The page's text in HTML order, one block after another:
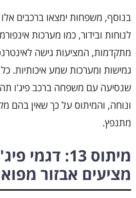
בנוסף, משפחות ימצאו ברכבים
לנוחות ובידור, כמו מערכות
מתקדמות, המציעות גישה
גמישות ומערכות שמע איכותיות.
שנסיעה עם משפחה ברכב פיג'ו
ונוחה, והמיתוס על כך שאין בהם
מתנפץ.
מיתוס 13: דגמי
מציעים אבזור